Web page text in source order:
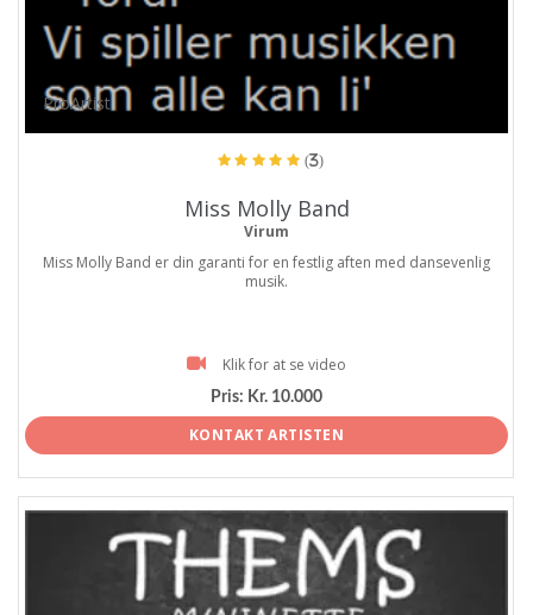
ProArtist
(3)
Miss Molly Band
Virum
Miss Molly Band er din garanti for en festlig aften med dansevenlig
musik.
Klik for at se video
Pris: Kr. 10.000
KONTAKT ARTISTEN